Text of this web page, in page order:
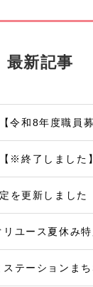
最新記事
【令和8年度職員
を更新しました
ユース夏休み
ステーションま